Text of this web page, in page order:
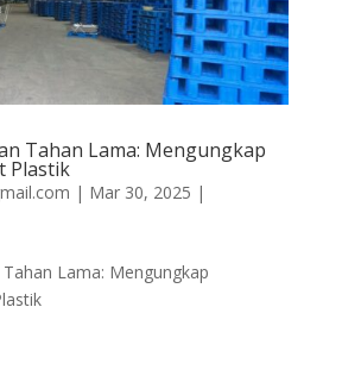
Tahan Lama: Mengungkap
Plastik
| Mar 30, 2025 |
Lama: Mengungkap